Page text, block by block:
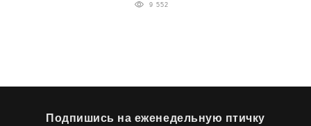
9 552
Подпишись на еженедельную птичку